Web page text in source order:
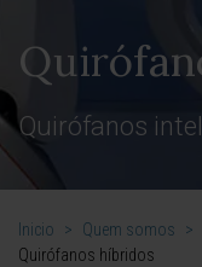
Quirófanos
Inicio > Quem somos >
Quirófanos híbridos